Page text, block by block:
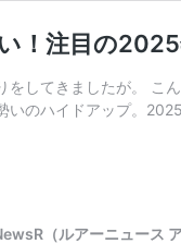
！注目の
をしてきましたが。 こ
いのハイドアップ。
（ルアーニュース